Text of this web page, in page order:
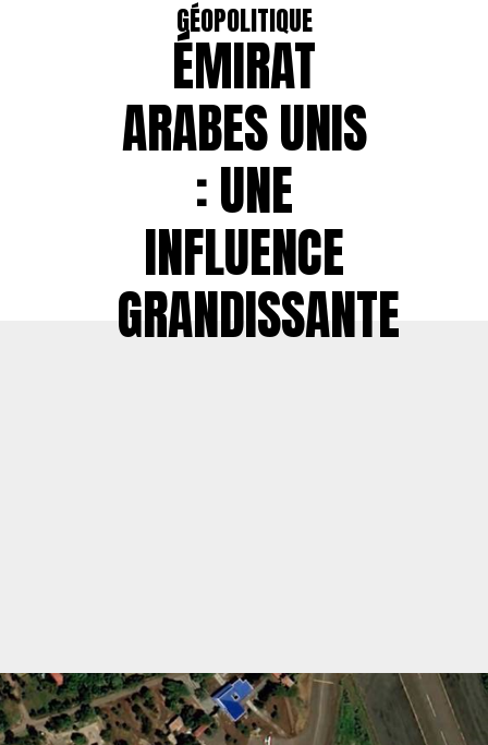
GÉOPOLITIQUE
ÉMIRAT
ARABES UNIS
: UNE
INFLUENCE
GRANDISSANTE